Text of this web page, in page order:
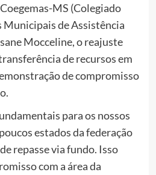
MS (Colegiado
Municipais de Assistência
Mocceline, o reajuste
de recursos em
de compromisso
para os nossos
estados da federação
repasse via fundo. Isso
com a área da